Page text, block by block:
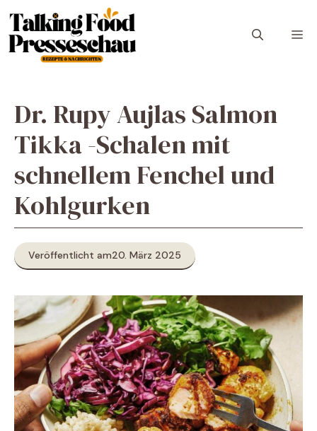
Inhalt
springen
Dr. Rupy Aujlas Salmon
Tikka -Schalen mit
schnellem Fenchel und
Kohlgurken
Veröffentlicht am20. März 2025